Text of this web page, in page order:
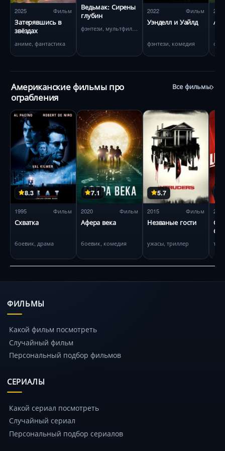
2025 Фильм
Затерявшись в
звёздах
аниме, фантастика
Ведьмак: Сирены
глубин
2022 Фильм
Уэнделл и Уайлд
фэнтези, комедия
2021
Американские фильмы про
ограбления
Все фильмы
8.3
1995 Фильм
Схватка
боевик, драма
7.1
2020 Фильм
Афера века
боевик, комедия
5.7
2015 Фильм
Незваные гости
ужасы, триллер
2005
ФИЛЬМЫ
Какой фильм посмотреть
Случайный фильм
Персональный подбор фильмов
СЕРИАЛЫ
Какой сериал посмотреть
Случайный сериал
Персональный подбор сериалов